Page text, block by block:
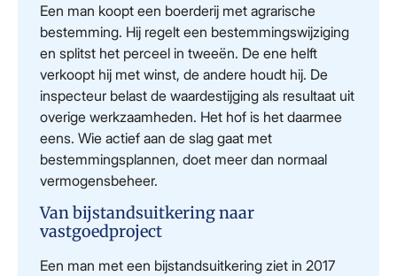
Een man koopt een boerderij met agrarische
bestemming. Hij regelt een bestemmingswijziging
en splitst het perceel in tweeën. De ene helft
verkoopt hij met winst, de andere houdt hij. De
inspecteur belast de waardestijging als resultaat uit
overige werkzaamheden. Het hof is het daarmee
eens. Wie actief aan de slag gaat met
bestemmingsplannen, doet meer dan normaal
vermogensbeheer.
Van bijstandsuitkering naar
vastgoedproject
Een man met een bijstandsuitkering ziet in 2017